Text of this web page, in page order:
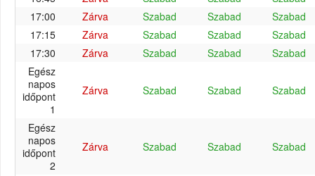
17:00
Zárva Szabad Szabad
Szabad
17:15
Zárva Szabad Szabad
Szabad
17:30
Zárva Szabad Szabad
Szabad
Egész
napos
időpont
1
Zárva Szabad Szabad Szabad
Egész
napos
időpont
2
Zárva Szabad Szabad Szabad